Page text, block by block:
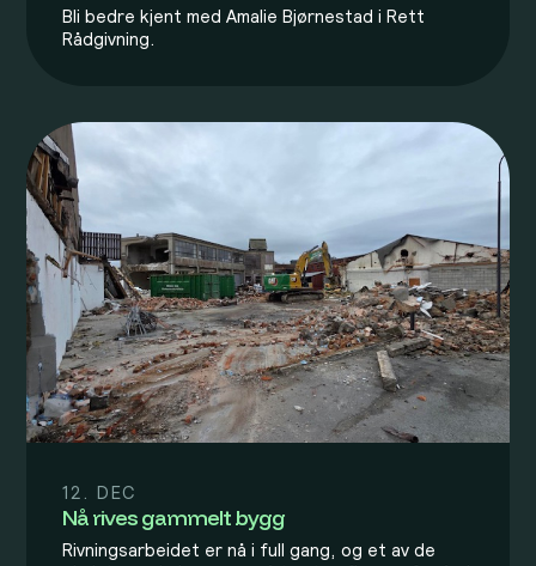
Bli bedre kjent med Amalie Bjørnestad i Rett
Rådgivning.
12. DEC
Nå rives gammelt bygg
Rivningsarbeidet er nå i full gang, og et av de